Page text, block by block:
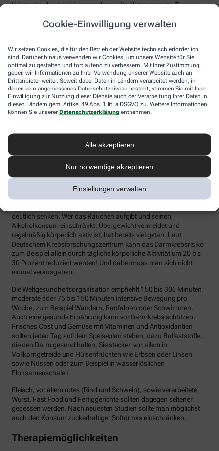
Cookie-Einwilligung verwalten
Wir setzen Cookies, die für den Betrieb der Website technisch erforderlich
sind. Darüber hinaus verwenden wir Cookies, um unsere Website für Sie
optimal zu gestalten und fortlaufend zu verbessern. Mit Ihrer Zustimmung
geben wir Informationen zu Ihrer Verwendung unserer Website auch an
Drittanbieter weiter. Soweit dabei Daten in Ländern verarbeitet werden, in
denen kein angemessenes Datenschutzniveau besteht, stimmen Sie mit Ihrer
Einwilligung zur Nutzung dieser Dienste auch der Verarbeitung Ihrer Daten in
diesen Ländern gem. Artikel 49 Abs. 1 lit. a DSGVO zu. Weitere Informationen
können Sie unserer Datenschutzerklärung entnehmen.
Alle akzeptieren
Nur notwendige akzeptieren
Einstellungen verwalten
Hämorrhoiden herrühren, andererseits bluten manche Tumoren
Wichtig: Bei Verdacht auf erblichen oder familiär gehäuften
Sprechen Sie in diesem Fall mit Ihrem Arzt oder Ihrer Ärztin. Als
Faustregel bei familiär gehäuftem Darmkrebs gilt, dass die
Untersuchung zehn Jahre vor dem Erkrankungsalter der
betroffenen Verwandten stattfinden sollte. Viele Krankenkassen
übernehmen bei Patienten mit erhöhtem Darmkrebsrisiko meist
auch die Kosten einer intensivierten Darmkrebsvorsorge, obwohl
dies über die gesetzliche Darmkrebsvorsorge hinausgeht.
Kapselendoskopie oder die computertomographische
Kolonographie, die von manchen Ärzten als individuelle
Gesundheitsleistungen (IGeL) angeboten und selbst bezahlt
Krebshilfe derzeit nicht.
Darmkrebs vorbeugen
deutlich senken. Wer das Rauchen aufgibt und seinen
Alkoholkonsum einschränkt, Übergewicht vermeidet und
regelmäßig körperlich aktiv ist, hat bereits viel getan. Laut
Deutschem Krebsforschungszentrum kann das Darmkrebsrisiko
zum Beispiel allein durch tägliche körperliche Aktivität um 20 bis
30 Prozent reduziert werden! Und dabei muss man sich nicht
einmal verausgaben.
Die Weltgesundheitsorganisation empfiehlt 150 bis 300 Minuten
moderate oder 75 bis 150 Minuten intensive Bewegung pro
Woche, zum Beispiel Wandern, Radfahren oder Schwimmen.
Auch eine gesunde Ernährung kann vor Darmkrebs schützen.
Frisches Obst und Gemüse mit Vitaminen und Antioxidantien
sollten jeden Tag auf dem Speiseplan stehen, dazu Ballaststoffe,
die den Darm gesund halten. Sie stecken vor allem in
Vollkorngetreide und Hülsenfrüchten wie Erbsen oder Linsen
sowie Nüssen oder zum Beispiel in wasserlöslichen
Flohsamenschalen.
Fleisch, vor allem rotes (Rind und Schwein), sowie verarbeitete
Wurst, Fast Food und Fertiggerichte sollten dagegen seltener
gegessen werden. Nach neuesten Studien sollte man möglichst
auch den Konsum zuckerhaltiger Softdrinks einschränken.
Therapiemöglichkeiten